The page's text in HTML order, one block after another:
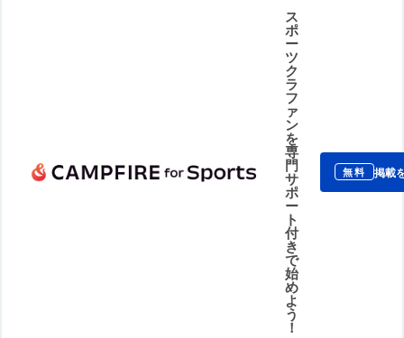
ス
ポ
ー
ツ
ク
ラ
フ
ァ
ン
を
専
門
サ
ポ
ー
ト
付
き
で
始
め
よ
う
！
無料 掲載